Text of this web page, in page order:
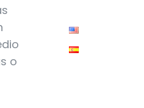
o